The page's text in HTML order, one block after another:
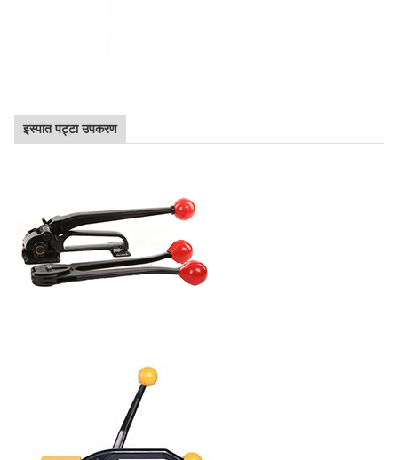
इस्पात पट्टा उपकरण